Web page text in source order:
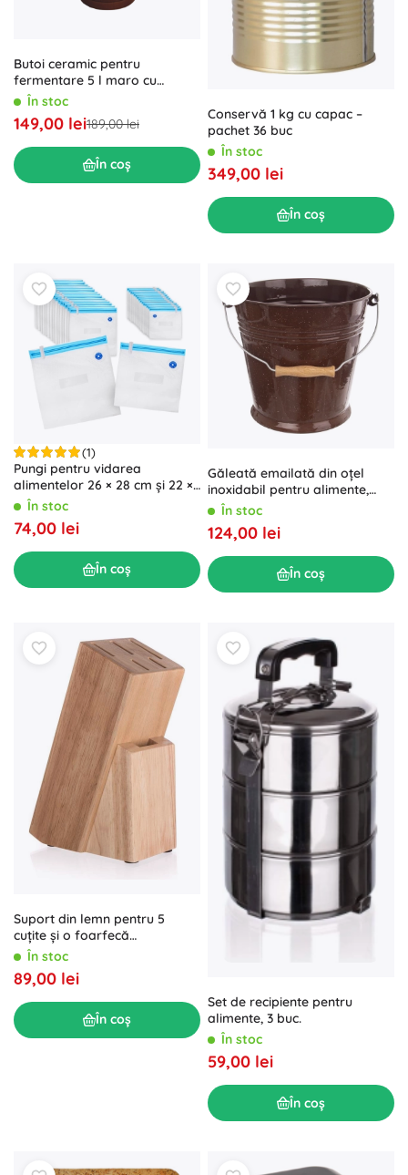
Butoi ceramic pentru
fermentare 5 l maro cu
etanșare cu apă
În stoc
149,00 lei189,00 lei
În coș
Conservă 1 kg cu capac –
pachet 36 buc
În stoc
349,00 lei
În coș
(1)
Pungi pentru vidarea
alimentelor 26 × 28 cm și 22 ×
21 cm, 30 buc.
În stoc
74,00 lei
În coș
Găleată emailată din oțel
inoxidabil pentru alimente,
maro, 10 l
În stoc
124,00 lei
În coș
Suport din lemn pentru 5
cuțite și o foarfecă
BRILLANTE 22 × 17 × 9 cm
În stoc
89,00 lei
În coș
Set de recipiente pentru
alimente, 3 buc.
În stoc
59,00 lei
În coș